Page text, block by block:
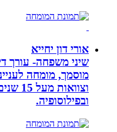
אורי דון יחייא
שיני משפחה- עורך דין
מוסמך, מומחה לענייני
וצוואות מעל
ובפילוסופיה.